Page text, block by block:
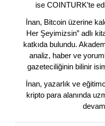
ise COINTURK’te
İnan, Bitcoin üzerine
Her Şeyimizsin” adlı
katkıda bulundu.
analiz, haber ve
gazeteciliğinin bilinir
İnan, yazarlık ve
kripto para alanında